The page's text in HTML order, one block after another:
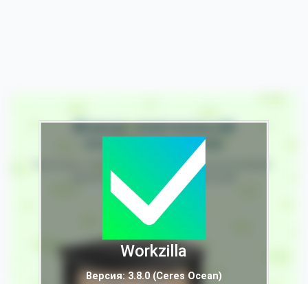
Workzilla
Версия: 3.8.0 (Ceres Ocean)